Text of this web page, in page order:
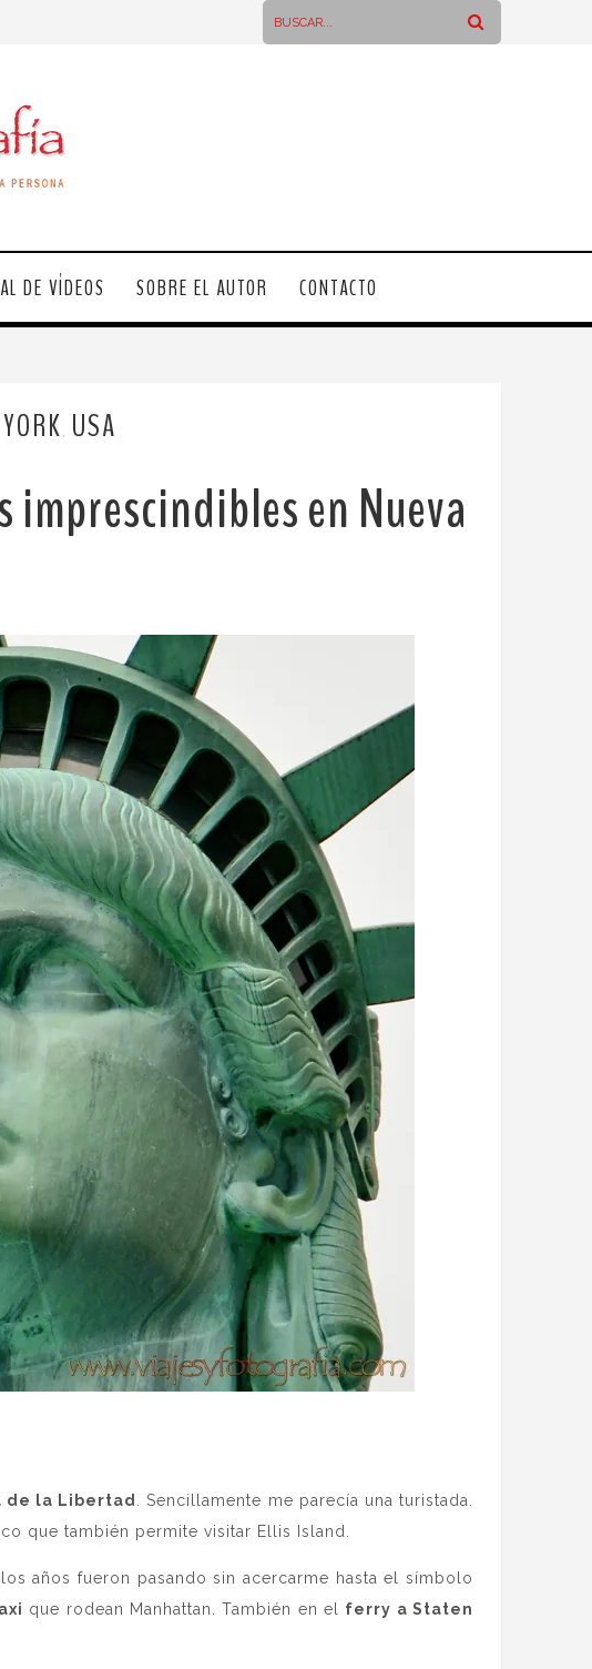
DE VÍDEOS SOBRE EL AUTOR CONTACTO
USA
en Nueva
de la Libertad
. Sencillamente me parecía una turistada.
que también permite visitar Ellis Island.
años fueron pasando sin acercarme hasta el símbolo
que rodean Manhattan. También en el ferry a Staten